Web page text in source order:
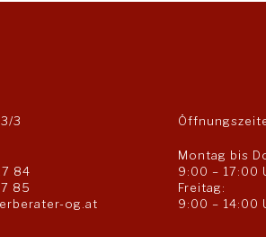
3
84
85
og.at
Montag bis
9:00 – 17:00
Freitag:
9:00 – 14:00